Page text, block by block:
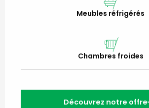
Meubles réfrigérés
Chambres froides
Découvrez notre offre